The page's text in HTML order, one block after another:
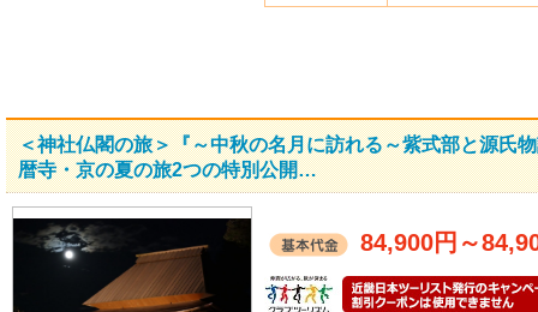
＜神社仏閣の旅＞『～中秋の名月に訪れる～紫式部と源氏
暦寺・京の夏の旅2つの特別公開…
84,900円 ～